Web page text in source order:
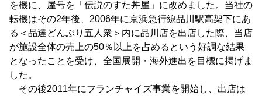
を機に、屋号を「伝説のすた丼屋」に改めました。当社の
転機はその2年後、2006年に京浜急行線品川駅高架下にあ
る＜品達どんぶり五人衆＞内に品川店を出店した際、当店
が施設全体の売上の50％以上を占めるという好調な結果
となったことを受け、全国展開・海外進出を目標に掲げま
した。
その後2011年にフランチャイズ事業を開始し、出店は